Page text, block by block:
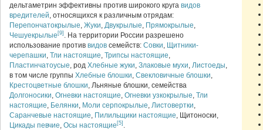
дельтаметрин эффективны против широкого круга видов
вредителей, относящихся к различным отрядам:
Перепончатокрылые, Жуки, Двукрылые, Прямокрылые,
Чешуекрылые [9] . На территории России разрешено
использование против видов семейств: Совки, Щитники-
черепашки, Тли настоящие, Трипсы настоящие,
Пластинчатоусые, род Хлебные жуки, Злаковые мухи, Листоеды,
в том числе группы Хлебные блошки, Свекловичные блошки,
Крестоцветные блошки, Льняные блошки, семейства
Долгоносики, Огневки настоящие, Огневки узкокрылые, Тли
настоящие, Белянки, Моли серпокрылые, Листовертки,
Саранчевые настоящие, Пилильщики настоящие, Щитоноски,
Цикады певчие, Осы настоящие [5] .